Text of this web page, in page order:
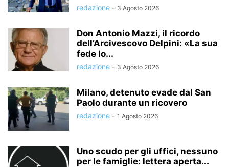
redazione - 3 Agosto 2026
Don Antonio Mazzi, il ricordo
dell’Arcivescovo Delpini: «La sua
fede lo...
redazione - 3 Agosto 2026
Milano, detenuto evade dal San
Paolo durante un ricovero
redazione - 1 Agosto 2026
Uno scudo per gli uffici, nessuno
per le famiglie: lettera aperta...